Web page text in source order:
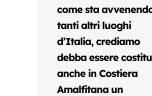
come sta
tanti altri luoghi
d’Italia, crediamo
debba essere
anche in Costiera
Amalfitana un